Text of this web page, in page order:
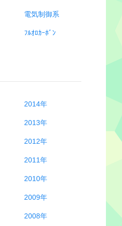
電気制御系
ﾌﾙｵﾛｶｰﾎﾞﾝ
2014年
2013年
2012年
2011年
2010年
2009年
2008年